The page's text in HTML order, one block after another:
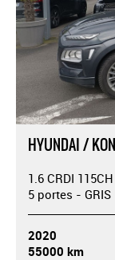
HYUNDAI /
1.6 CRDI
5 portes - GRIS
2020
55000 km